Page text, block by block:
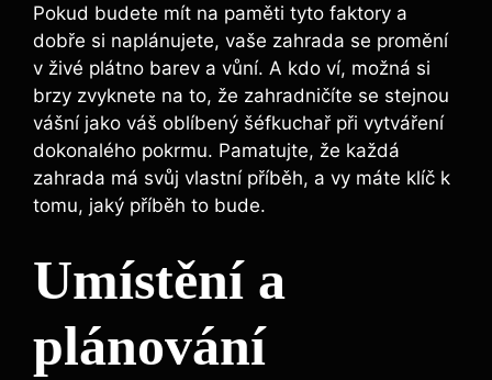
Pokud budete mít na paměti tyto faktory a
dobře si naplánujete, vaše zahrada se promění
v živé plátno barev a vůní. A kdo ví, možná si
brzy zvyknete na to, že zahradničíte se stejnou
vášní jako váš oblíbený šéfkuchař při vytváření
dokonalého pokrmu. Pamatujte, že každá
zahrada má svůj vlastní příběh, a vy máte klíč k
tomu, jaký příběh to bude.
Umístění a
plánování